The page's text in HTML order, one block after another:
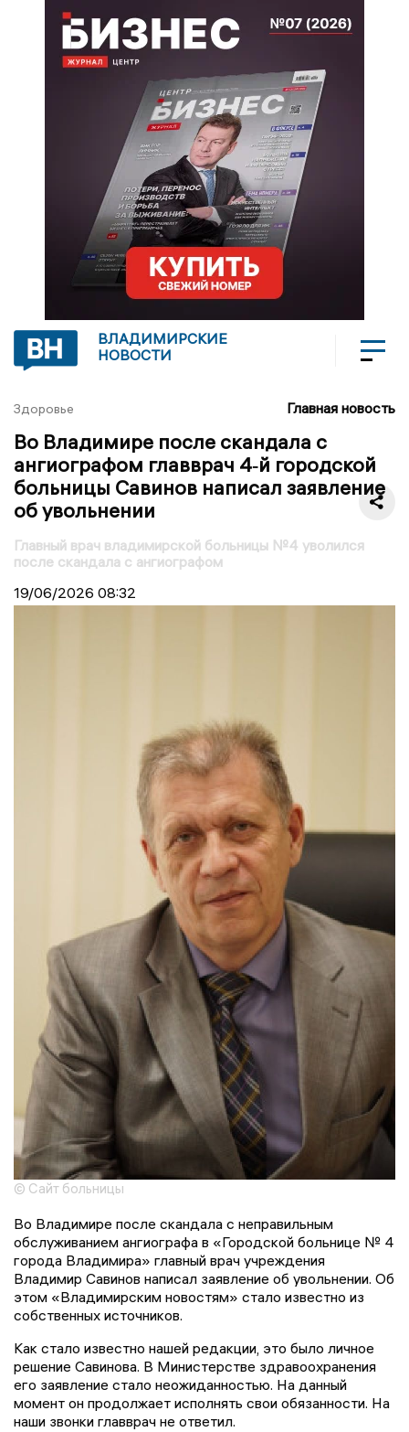
ВЛАДИМИРСКИЕ
НОВОСТИ
Здоровье Главная новость
Во Владимире после скандала с
ангиографом главврач 4‑й городской
больницы Савинов написал заявление
об увольнении
Главный врач владимирской больницы №4 уволился
после скандала с ангиографом
19/06/2026 08:32
© Сайт больницы
Во Владимире после скандала с неправильным
обслуживанием ангиографа в «Городской больнице № 4
города Владимира» главный врач учреждения
Владимир Савинов написал заявление об увольнении. Об
этом «Владимирским новостям» стало известно из
собственных источников.
Как стало известно нашей редакции, это было личное
решение Савинова. В Министерстве здравоохранения
его заявление стало неожиданностью. На данный
момент он продолжает исполнять свои обязанности. На
наши звонки главврач не ответил.